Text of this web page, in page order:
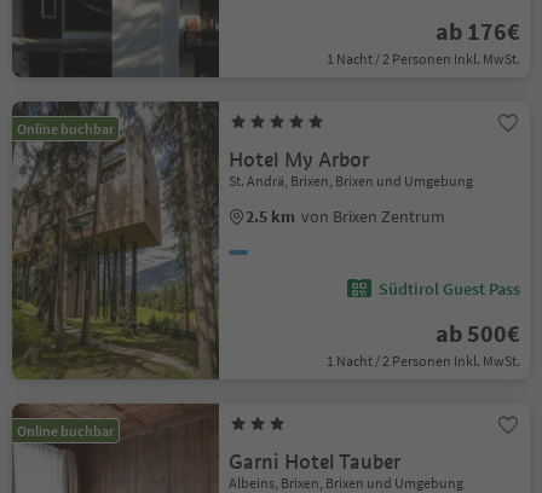
ab 176€
1 Nacht / 2 Personen Inkl. MwSt.
Online buchbar
Hotel My Arbor
St. Andrä, Brixen, Brixen und Umgebung
2.5 km von Brixen Zentrum
Südtirol Guest Pass
ab 500€
1 Nacht / 2 Personen Inkl. MwSt.
Online buchbar
Garni Hotel Tauber
Albeins, Brixen, Brixen und Umgebung